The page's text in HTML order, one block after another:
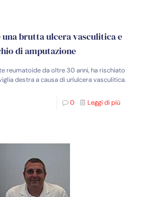
brutta ulcera vasculitica e
di amputazione
reumatoide da oltre 30 anni, ha rischiato
destra a causa di un'ulcera vasculitica.
0 Leggi di più